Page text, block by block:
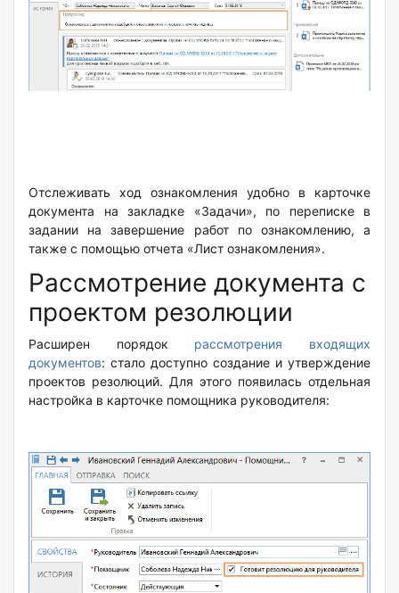
Отслеживать ход ознакомления удобно в карточке
документа на закладке «Задачи», по переписке в
задании на завершение работ по ознакомлению, а
также с помощью отчета «Лист ознакомления».
Рассмотрение документа с
проектом резолюции
Расширен порядок рассмотрения входящих
документов: стало доступно создание и утверждение
проектов резолюций. Для этого появилась отдельная
настройка в карточке помощника руководителя: